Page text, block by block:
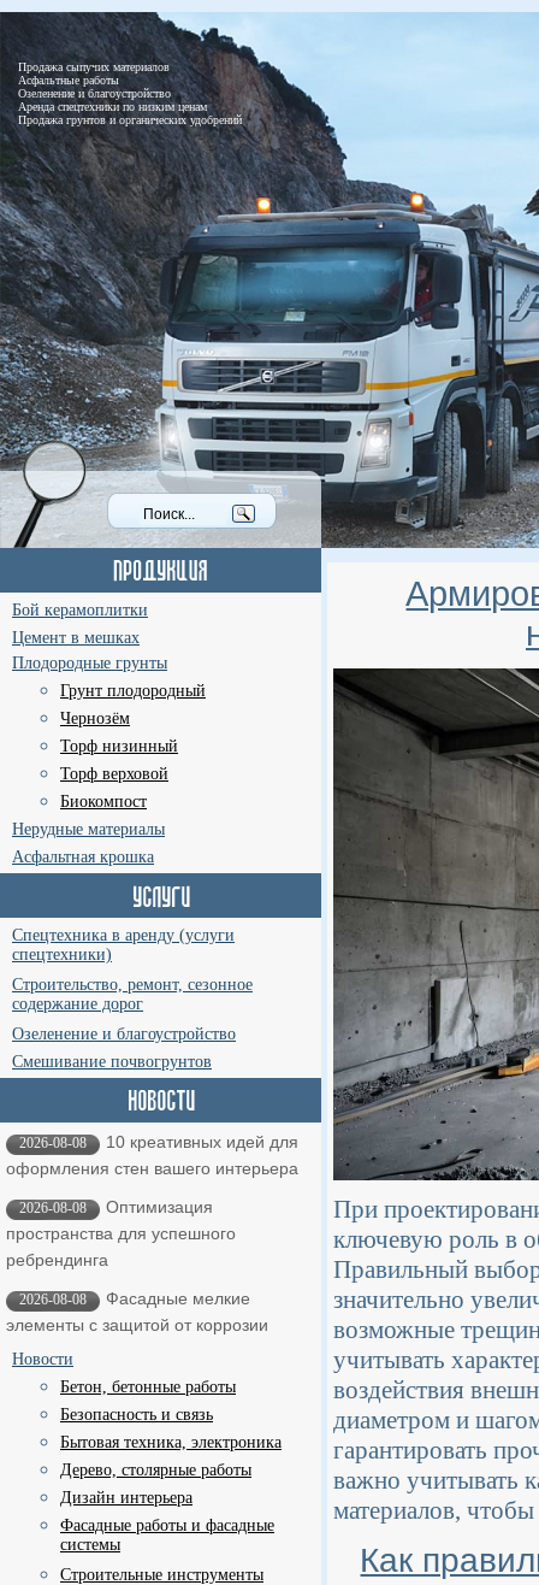
Продажа сыпучих материалов
Асфальтные работы
Озеленение и благоустройство
Аренда спецтехники по низким ценам
Продажа грунтов и органических удобрений
Бой керамоплитки
Цемент в мешках
Плодородные грунты
Грунт плодородный
Чернозём
Торф низинный
Торф верховой
Биокомпост
Нерудные материалы
Асфальтная крошка
Спецтехника в аренду (услуги
спецтехники)
Строительство, ремонт, сезонное
содержание дорог
Озеленение и благоустройство
Смешивание почвогрунтов
2026-08-08
10 креативных идей для
оформления стен вашего интерьера
2026-08-08
Оптимизация
пространства для успешного
ребрендинга
2026-08-08
Фасадные мелкие
элементы с защитой от коррозии
Новости
Бетон, бетонные работы
Безопасность и связь
Бытовая техника, электроника
Дерево, столярные работы
Дизайн интерьера
Фасадные работы и фасадные
системы
Строительные инструменты
При
ключевую роль в
Правильный
значительно
возможные
учитывать
воздействия
диаметром и
гарантировать
важно учитывать
материалов,
Как